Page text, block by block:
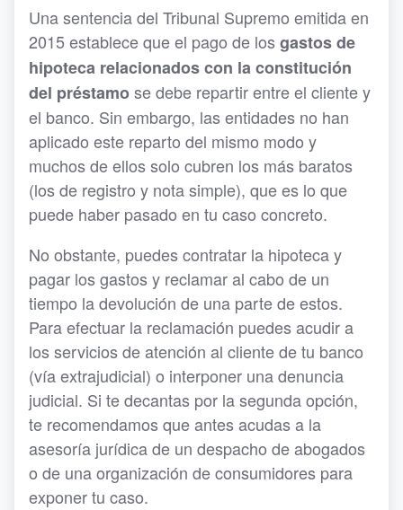
Una sentencia del Tribunal Supremo emitida en
2015 establece que el pago de los gastos de
hipoteca relacionados con la constitución
del préstamose debe repartir entre el cliente y
el banco. Sin embargo, las entidades no han
aplicado este reparto del mismo modo y
muchos de ellos solo cubren los más baratos
(los de registro y nota simple), que es lo que
puede haber pasado en tu caso concreto.
No obstante, puedes contratar la hipoteca y
pagar los gastos y reclamar al cabo de un
tiempo la devolución de una parte de estos.
Para efectuar la reclamación puedes acudir a
los servicios de atención al cliente de tu banco
(vía extrajudicial) o interponer una denuncia
judicial. Si te decantas por la segunda opción,
te recomendamos que antes acudas a la
asesoría jurídica de un despacho de abogados
o de una organización de consumidores para
exponer tu caso.